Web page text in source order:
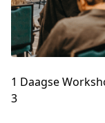
1 Daagse
3